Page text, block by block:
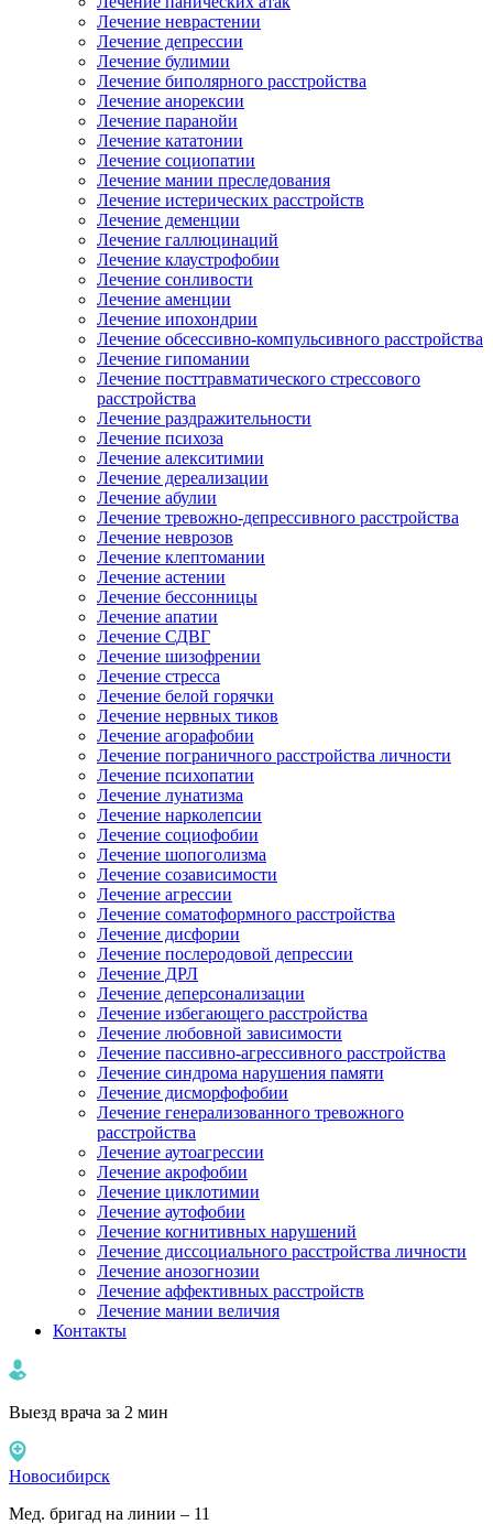
Лечение неврастении
Лечение депрессии
Лечение булимии
Лечение биполярного расстройства
Лечение анорексии
Лечение паранойи
Лечение кататонии
Лечение социопатии
Лечение мании преследования
Лечение истерических расстройств
Лечение деменции
Лечение галлюцинаций
Лечение клаустрофобии
Лечение сонливости
Лечение аменции
Лечение ипохондрии
Лечение обсессивно-компульсивного расстройства
Лечение гипомании
Лечение посттравматического стрессового
расстройства
Лечение раздражительности
Лечение психоза
Лечение алекситимии
Лечение дереализации
Лечение абулии
Лечение тревожно-депрессивного расстройства
Лечение неврозов
Лечение клептомании
Лечение астении
Лечение бессонницы
Лечение апатии
Лечение СДВГ
Лечение шизофрении
Лечение стресса
Лечение белой горячки
Лечение нервных тиков
Лечение агорафобии
Лечение пограничного расстройства личности
Лечение психопатии
Лечение лунатизма
Лечение нарколепсии
Лечение социофобии
Лечение шопоголизма
Лечение созависимости
Лечение агрессии
Лечение соматоформного расстройства
Лечение дисфории
Лечение послеродовой депрессии
Лечение ДРЛ
Лечение деперсонализации
Лечение избегающего расстройства
Лечение любовной зависимости
Лечение пассивно-агрессивного расстройства
Лечение синдрома нарушения памяти
Лечение дисморфофобии
Лечение генерализованного тревожного
расстройства
Лечение аутоагрессии
Лечение акрофобии
Лечение циклотимии
Лечение аутофобии
Лечение когнитивных нарушений
Лечение диссоциального расстройства личности
Лечение анозогнозии
Лечение аффективных расстройств
Лечение мании величия
Контакты
Выезд врача за 2 мин
Новосибирск
Мед. бригад на линии – 11